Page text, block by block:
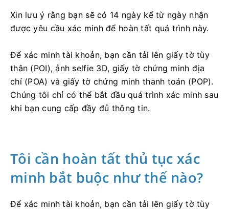
Xin lưu ý rằng bạn sẽ có 14 ngày kể từ ngày nhận
được yêu cầu xác minh để hoàn tất quá trình này.
Để xác minh tài khoản, bạn cần tải lên giấy tờ tùy
thân (POI), ảnh selfie 3D, giấy tờ chứng minh địa
chỉ (POA) và giấy tờ chứng minh thanh toán (POP).
Chúng tôi chỉ có thể bắt đầu quá trình xác minh sau
khi bạn cung cấp đầy đủ thông tin.
Tôi cần hoàn tất thủ tục xác
minh bắt buộc như thế nào?
Để xác minh tài khoản, bạn cần tải lên giấy tờ tùy